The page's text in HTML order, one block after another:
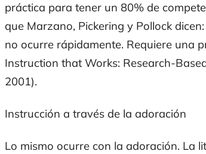
práctica para tener un 80% de
que Marzano, Pickering y Pollock
no ocurre rápidamente. Requiere una
Instruction that Works: Research-
2001).
Instrucción a través de la adoración
Lo mismo ocurre con la adoración. La